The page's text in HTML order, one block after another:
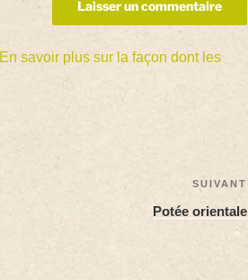
En savoir plus sur la façon dont les
SUIVANT
Potée orientale